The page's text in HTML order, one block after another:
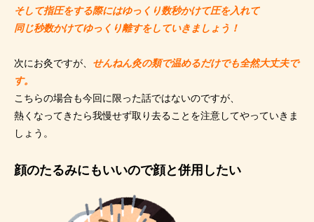
そして指圧をする際にはゆっくり数秒かけて圧を入れて
同じ秒数かけてゆっくり離すをしていきましょう！
次にお灸ですが、 せんねん灸の類で温めるだけでも全然大丈夫で
す。
こちらの場合も今回に限った話ではないのですが、
熱くなってきたら我慢せず取り去ることを注意してやっていきま
しょう。
顔のたるみにもいいので顔と併用したい